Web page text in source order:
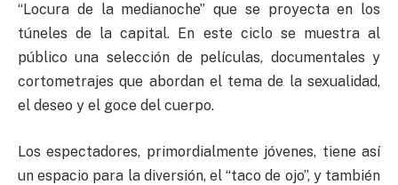
“Locura de la medianoche” que se proyecta en los
túneles de la capital. En este ciclo se muestra al
público una selección de películas, documentales y
cortometrajes que abordan el tema de la sexualidad,
el deseo y el goce del cuerpo.
Los espectadores, primordialmente jóvenes, tiene así
un espacio para la diversión, el “taco de ojo”, y también